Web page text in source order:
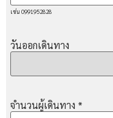
เช่น 0991952828
วันออกเดินทาง
จำนวนผู้เดินทาง *